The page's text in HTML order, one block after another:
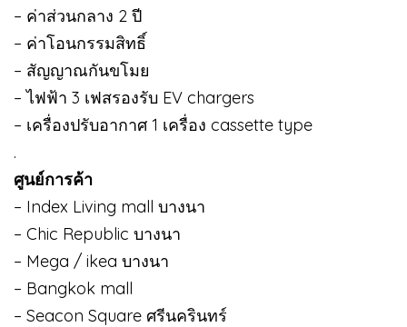
– ค่าส่วนกลาง 2 ปี
– ค่าโอนกรรมสิทธิ์
– สัญญาณกันขโมย
– ไฟฟ้า 3 เฟสรองรับ EV chargers
– เครื่องปรับอากาศ 1 เครื่อง cassette type
.
ศูนย์การค้า
– Index Living mall บางนา
– Chic Republic บางนา
– Mega / ikea บางนา
– Bangkok mall
– Seacon Square ศรีนครินทร์